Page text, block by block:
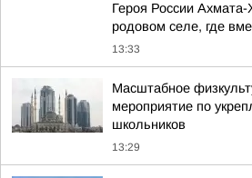
Героя России
родовом селе, где
13:33
Масштабное
мероприятие по
школьников
13:29